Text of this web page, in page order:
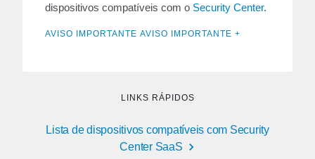
dispositivos compatíveis com o Security Center.
AVISO IMPORTANTE AVISO IMPORTANTE +
LINKS RÁPIDOS
Lista de dispositivos compatíveis com Security
Center SaaS